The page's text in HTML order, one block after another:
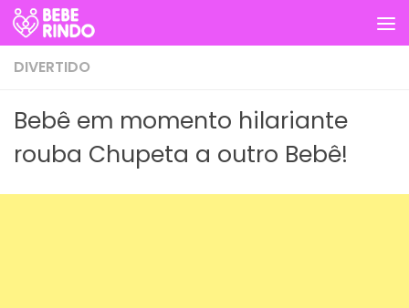
Skip to content
DIVERTIDO
Bebê em momento hilariante
rouba Chupeta a outro Bebê!